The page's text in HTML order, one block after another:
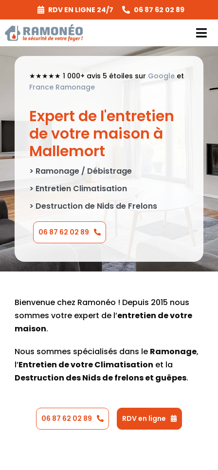
contenu
RDV EN LIGNE 24/7 06 87 62 02 89
Prestations
A Propos
Réglementation
Réalisations
Contact
★★★★★ 1 000+ avis 5 étoiles sur Googleet
France Ramonage
Expert de l'entretien
de votre maison à
Mallemort
> Ramonage / Débistrage
> Entretien Climatisation
> Destruction de Nids de Frelons
06 87 62 02 89
Bienvenue chez Ramonéo ! Depuis 2015 nous
sommes votre expert de l’entretien de votre
maison.
Nous sommes spécialisés dans le Ramonage,
l’Entretien de votre Climatisation et la
Destruction des Nids de frelons et guêpes.
06 87 62 02 89 RDV en ligne